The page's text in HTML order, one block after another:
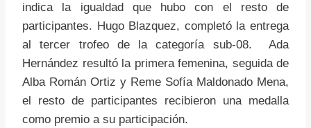
indica la igualdad que hubo con el resto de
participantes. Hugo Blazquez, completó la entrega
al tercer trofeo de la categoría sub-08. Ada
Hernández resultó la primera femenina, seguida de
Alba Román Ortiz y Reme Sofía Maldonado Mena,
el resto de participantes recibieron una medalla
como premio a su participación.